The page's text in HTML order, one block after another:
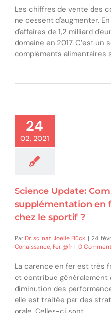
Les chiffres de vente des
ne cessent d'augmenter.
d'affaires de 1,2 milliard
domaine en 2017. C’est
compléments alimentaires
24
02, 2021
Science Update:
supplémentation en
chez le sportif ?
Par Dr. sc. nat. Joëlle Flück | 24.
Conaissance, Fer @fr | 0
La carence en fer est très
et contribue généralement
diminution des
elle est traitée par des